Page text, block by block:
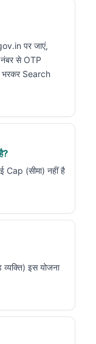
पर जाएं,
नंबर से OTP
भरकर Search
Cap (सीमा) नहीं है
इस योजना